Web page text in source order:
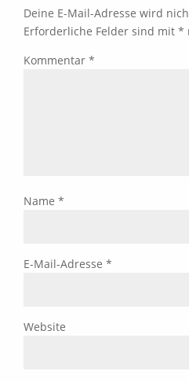
Deine E-Mail-Adresse wird
Erforderliche Felder sind mit *
Kommentar *
Name *
E-Mail-Adresse *
Website